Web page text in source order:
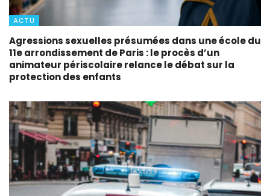
ACTU
Agressions sexuelles présumées dans une école du
11e arrondissement de Paris : le procès d’un
animateur périscolaire relance le débat sur la
protection des enfants